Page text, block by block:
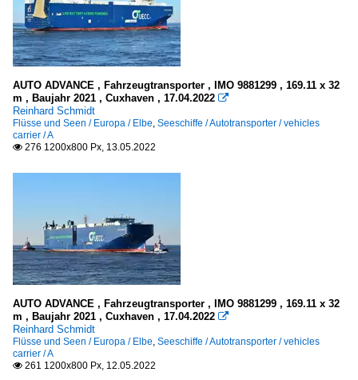
AUTO ADVANCE , Fahrzeugtransporter , IMO 9881299 , 169.11 x 32
m , Baujahr 2021 , Cuxhaven , 17.04.2022 
Reinhard Schmidt
Flüsse und Seen / Europa / Elbe, Seeschiffe / Autotransporter / vehicles
carrier / A
 276 1200x800 Px, 13.05.2022
AUTO ADVANCE , Fahrzeugtransporter , IMO 9881299 , 169.11 x 32
m , Baujahr 2021 , Cuxhaven , 17.04.2022 
Reinhard Schmidt
Flüsse und Seen / Europa / Elbe, Seeschiffe / Autotransporter / vehicles
carrier / A
 261 1200x800 Px, 12.05.2022